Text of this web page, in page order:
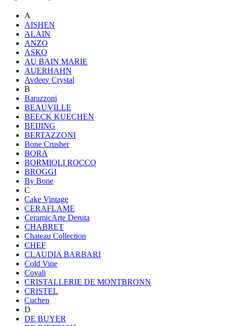
A
AISHEN
ALAIN
ANZO
ASKO
AU BAIN MARIE
AUERHAHN
Avdeev Crystal
B
Barazzoni
BEAUVILLE
BEECK KUECHEN
BEIJING
BERTAZZONI
Bone Crusher
BORA
BORMIOLI ROCCO
BROGGI
By Bone
C
Cake Vintage
CERAFLAME
CeramicArte Deruta
CHABRET
Chateau Collection
CHEF
CLAUDIA BARBARI
Cold Vine
Covali
CRISTALLERIE DE MONTBRONN
CRISTEL
Cuchen
D
DE BUYER